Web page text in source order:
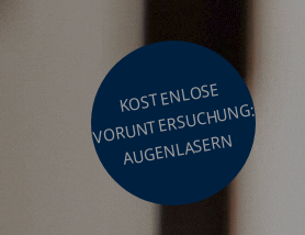
KOSTENLOSE
VORUNTERSUCHUNG:
AUGENLASERN